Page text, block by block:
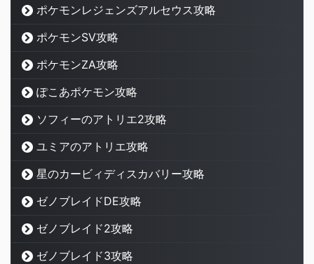
ポケモンレジェンズアルセウス攻略
ポケモンSV攻略
ポケモンZA攻略
ぽこあポケモン攻略
ソフィーのアトリエ2攻略
ユミアのアトリエ攻略
星のカービィディスカバリー攻略
ゼノブレイドDE攻略
ゼノブレイド2攻略
ゼノブレイド3攻略